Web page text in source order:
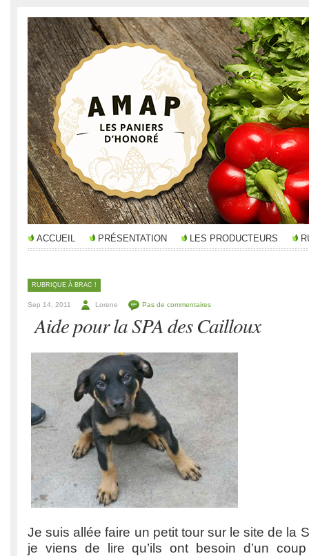
ACCUEIL PRÉSENTATION LES PRODUCTEURS
RUBRIQUE À BRAC !
Sep 14, 2011 Lorene Pas de commentaires
Aide pour la SPA des Cailloux
Je suis allée faire un petit tour sur le site de la
je viens de lire qu’ils ont besoin d’un